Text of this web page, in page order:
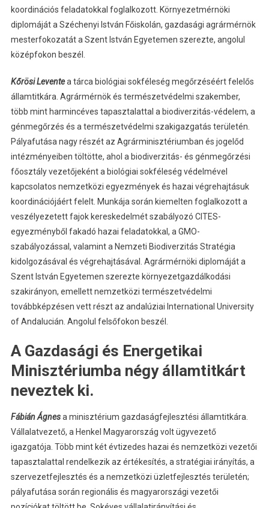
koordinációs feladatokkal foglalkozott. Környezetmérnöki
diplomáját a Széchenyi István Főiskolán, gazdasági agrármérnök
mesterfokozatát a Szent István Egyetemen szerezte, angolul
középfokon beszél.
Kőrösi Leventea tárca biológiai sokféleség megőrzéséért felelős
államtitkára. Agrármérnök és természetvédelmi szakember,
több mint harmincéves tapasztalattal a biodiverzitás-védelem, a
génmegőrzés és a természetvédelmi szakigazgatás területén.
Pályafutása nagy részét az Agrárminisztériumban és jogelőd
intézményeiben töltötte, ahol a biodiverzitás- és génmegőrzési
főosztály vezetőjeként a biológiai sokféleség védelmével
kapcsolatos nemzetközi egyezmények és hazai végrehajtásuk
koordinációjáért felelt. Munkája során kiemelten foglalkozott a
veszélyezetett fajok kereskedelmét szabályozó CITES-
egyezményből fakadó hazai feladatokkal, a GMO-
szabályozással, valamint a Nemzeti Biodiverzitás Stratégia
kidolgozásával és végrehajtásával. Agrármérnöki diplomáját a
Szent István Egyetemen szerezte környezetgazdálkodási
szakirányon, emellett nemzetközi természetvédelmi
továbbképzésen vett részt az andalúziai International University
of Andalucián. Angolul felsőfokon beszél.
A Gazdasági és Energetikai
Minisztériumba négy államtitkárt
neveztek ki.
Fábián Ágnesa minisztérium gazdaságfejlesztési államtitkára.
Vállalatvezető, a Henkel Magyarország volt ügyvezető
igazgatója. Több mint két évtizedes hazai és nemzetközi vezetői
tapasztalattal rendelkezik az értékesítés, a stratégiai irányítás, a
szervezetfejlesztés és a nemzetközi üzletfejlesztés területén;
pályafutása során regionális és magyarországi vezetői